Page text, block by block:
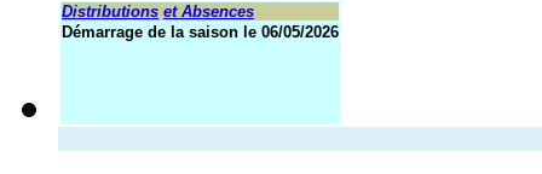
Distributions et Absences
Démarrage de la saison le 06/05/2026